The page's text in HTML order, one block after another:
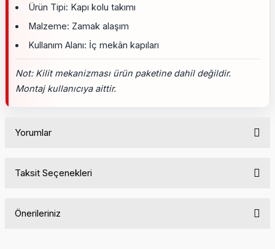
Ürün Tipi: Kapı kolu takımı
Malzeme: Zamak alaşım
Kullanım Alanı: İç mekân kapıları
Not: Kilit mekanizması ürün paketine dahil değildir.
Montaj kullanıcıya aittir.
Yorumlar
Taksit Seçenekleri
Önerileriniz